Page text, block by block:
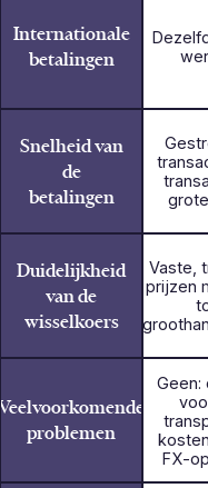
Internationale
betalingen
Snelheid van
de
betalingen
Duidelijkheid
van de
wisselkoers
Vaste,
prijzen
problemen
Geen:
FX-